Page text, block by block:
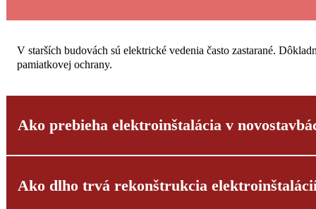
V starších budovách sú elektrické vedenia často zastarané.
pamiatkovej ochrany.
Ako prebieha elektroinštalácia v
V novostavbách sa dajú zásuvky, vypínače a inteligentné
Ako dlho trvá rekonštrukcia